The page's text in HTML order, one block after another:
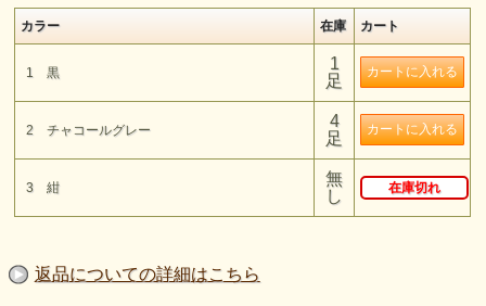
カラー 在庫 カート
1 黒
1
足
2 チャコールグレー
4
足
3 紺
無
し
在庫切れ
返品についての詳細はこちら